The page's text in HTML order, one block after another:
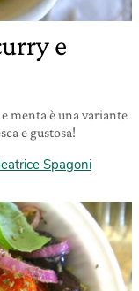
e
menta è una variante
e gustosa!
Spagoni